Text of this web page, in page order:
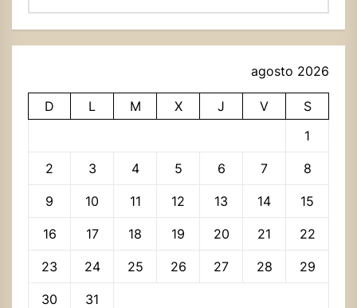
agosto 2026
D L M X J V
S
1
2 3 4 5 6 7 8
9 10 11 12 13 14 15
16 17 18 19 20 21 22
23 24 25 26 27 28 29
30
31